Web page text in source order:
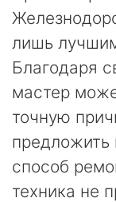
лишь
Благодаря
мастер
точную
предложить
способ
техника не